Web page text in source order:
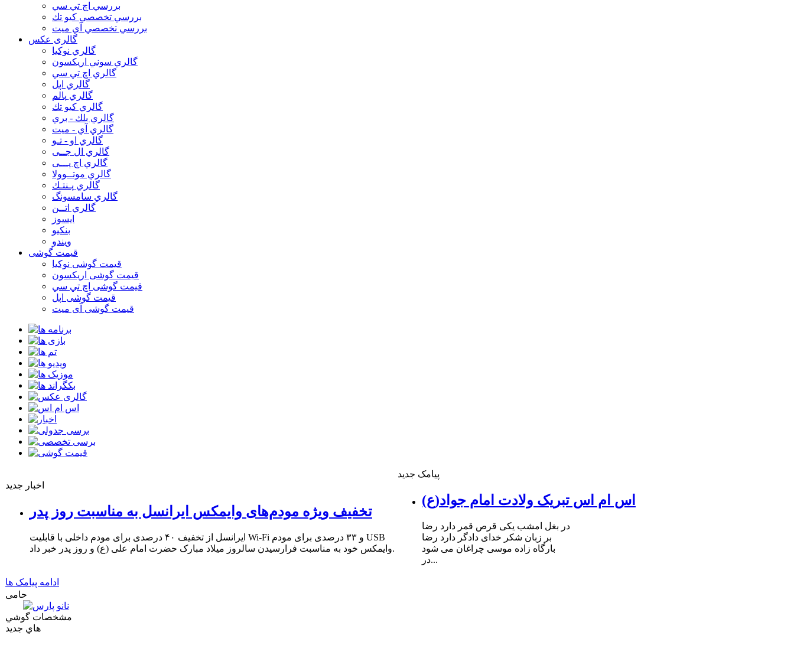
بررسي اچ تي سي
بررسي تخصصي كيو تك
بررسي تخصصي آي ميت
گالری عکس
گالري نوكيا
گالري سوني اريكسون
گالري اچ تي سي
گالري اپل
گالري پالم
گالري كيو تك
گالري بلك - بري
گالري آي - ميت
گالري او - تـو
گالري ال جــی
گالري اچ پـــی
گالري موتــوولا
گالري پـنتـك
گالري سامسونگ
گالري اتــن
ایسوز
بنکیو
ویندو
قیمت گوشی
قیمت گوشی نوكيا
قیمت گوشی اريكسون
قیمت گوشی اچ تي سي
قیمت گوشی اپل
قیمت گوشی آی میت
اخبار جدید
تخفیف ویژه مودم‌های وایمکس ایرانسل به مناسبت روز پدر
ایرانسل از تخفیف ۴۰ درصدی برای مودم داخلی با قابلیت Wi-Fi و ۳۳ درصدی برای مودم USB
وایمکس خود به مناسبت فرارسیدن سالروز میلاد مبارک حضرت امام علی (ع) و روز پدر خبر داد.
پیامک جدید
اس ام اس تبریک ولادت امام جواد(ع)
در بغل امشب یکى قرص قمر دارد رضا
بر زبان شکر خداى دادگر دارد رضا
بارگاه زاده موسى چراغان مى شود
در...
ادامه پیامک ها
حامی
مشخصات گوشي
هاي جديد